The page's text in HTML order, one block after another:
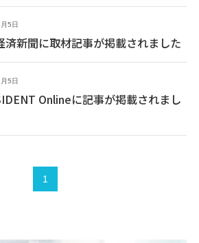
5日
済新聞に取材記事が掲載されました
5日
Onlineに記事が掲載されまし
1